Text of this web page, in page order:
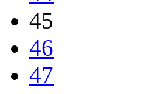
45
46
47